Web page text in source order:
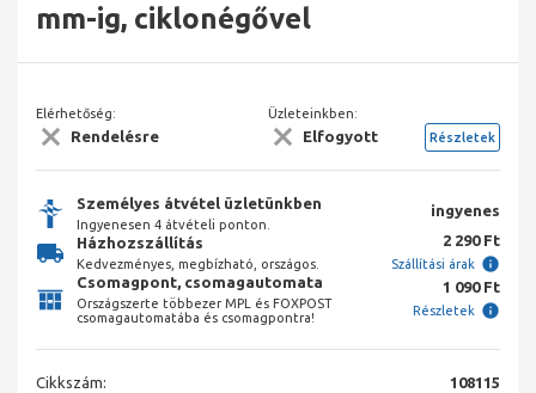
mm-ig, ciklonégővel
Elérhetőség:
Rendelésre
Üzleteinkben:
Elfogyott Részletek
Személyes átvétel üzletünkben
Ingyenesen 4 átvételi ponton.
ingyenes
Házhozszállítás
Kedvezményes, megbízható, országos.
2 290 Ft
Szállítási árak
Csomagpont, csomagautomata
Országszerte többezer MPL és FOXPOST
csomagautomatába és csomagpontra!
1 090 Ft
Részletek
Cikkszám:
108115